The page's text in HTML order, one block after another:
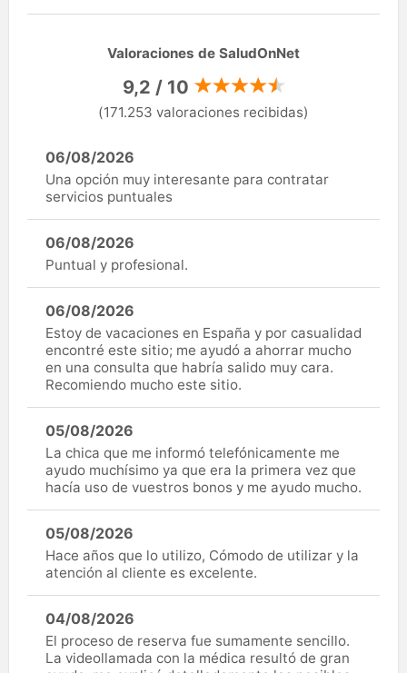
Valoraciones de SaludOnNet
9,2 / 10
(171.253 valoraciones recibidas)
06/08/2026
Una opción muy interesante para contratar
servicios puntuales
06/08/2026
Puntual y profesional.
06/08/2026
Estoy de vacaciones en España y por casualidad
encontré este sitio; me ayudó a ahorrar mucho
en una consulta que habría salido muy cara.
Recomiendo mucho este sitio.
05/08/2026
La chica que me informó telefónicamente me
ayudo muchísimo ya que era la primera vez que
hacía uso de vuestros bonos y me ayudo mucho.
05/08/2026
Hace años que lo utilizo, Cómodo de utilizar y la
atención al cliente es excelente.
04/08/2026
El proceso de reserva fue sumamente sencillo.
La videollamada con la médica resultó de gran